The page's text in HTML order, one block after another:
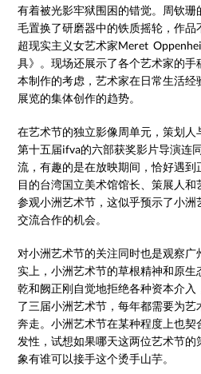
有着被光影牢狱围困的错觉。周钦
毛置换了研磨器中的铁质摇轮，作
超现实主义女艺术家Meret
具》。现场还展示了各个艺术家的
本制作的考虑，艺术家在日常生活
展览的集体创作的趋势。
在艺术节的独立影像周单元，策划人
第十五届ifva的六部获奖影片导演连
流，有趣的是在放映期间，恰好遇
目的台湾国立美术馆馆长、策展人
参观小洲艺术节，这似乎预示了小
交流合作的机会。
对小洲艺术节的关注同时也是观察
实上，小洲艺术节的草根精神和原
乾和阙正刚自觉地拒绝各种资本介
了三届小洲艺术节，每年都需要为
奔走。小洲艺术节在某种程度上也
发性，试想如果哪天这两位艺术节
象有谁可以接手这个烫手山芋